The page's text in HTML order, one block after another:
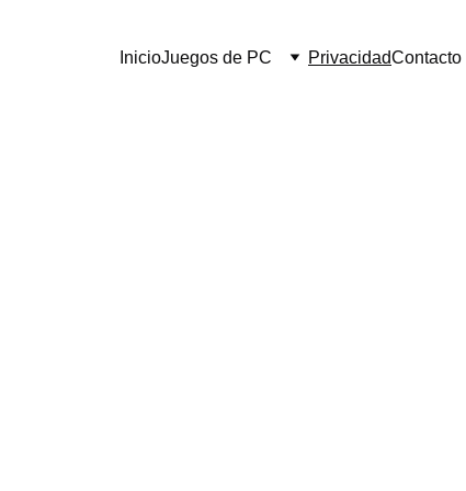
InicioJuegos de PC PrivacidadContacto